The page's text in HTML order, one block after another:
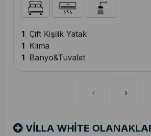
1 Çift Kişilik Yatak
1 Klima
1 Banyo&Tuvalet
‹ ›
VİLLA WHİTE